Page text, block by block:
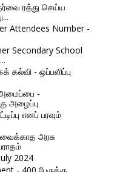
ரத்து செய்ய
Attendees Number -
Secondary School
கல்வி - ஒப்பளிப்பு
அமைப்பை -
அழைப்பு
எனப் பரவும்
அரசு
2024
- 400 பேருக்கு